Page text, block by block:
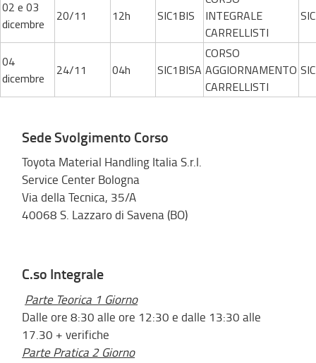
02 e 03
dicembre
20/11 12h SIC1BIS
INTEGRALE
CARRELLISTI
SIC
04
dicembre
24/11 04h SIC1BISA
CORSO
AGGIORNAMENTO
CARRELLISTI
SIC
Sede Svolgimento Corso
Toyota Material Handling Italia S.r.l.
Service Center Bologna
Via della Tecnica, 35/A
40068 S. Lazzaro di Savena (BO)
C.so Integrale
Parte Teorica 1 Giorno
Dalle ore 8:30 alle ore 12:30 e dalle 13:30 alle
17.30 + verifiche
Parte Pratica 2 Giorno